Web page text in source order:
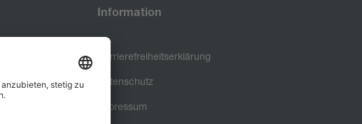
Information
Barrierefreiheitserklärung
Datenschutz
Impressum